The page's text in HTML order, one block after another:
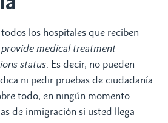
todos los hospitales que reciben
medical treatment
status . Es decir, no pueden
ni pedir pruebas de ciudadanía
todo, en ningún momento
de inmigración si usted llega